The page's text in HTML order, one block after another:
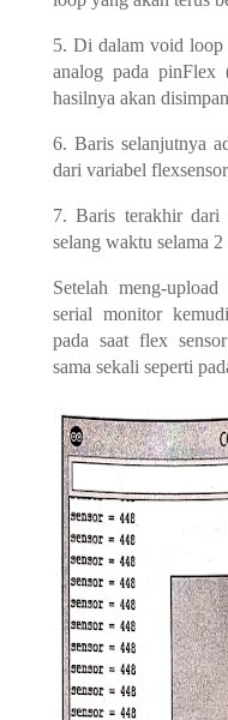
5. Di dalam void loop
analog pada pinFlex
hasilnya akan
6. Baris selanjutnya
dari variabel
7. Baris terakhir dari
selang waktu selama 2
Setelah meng-
serial monitor
pada saat flex
sama sekali seperti